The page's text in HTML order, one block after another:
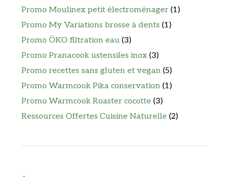
Promo Moulinex petit électroménager (1)
Promo My Variations brosse à dents (1)
Promo ÖKO filtration eau (3)
Promo Pranacook ustensiles inox (3)
Promo recettes sans gluten et vegan (5)
Promo Warmcook Pika conservation (1)
Promo Warmcook Roaster cocotte (3)
Ressources Offertes Cuisine Naturelle (2)